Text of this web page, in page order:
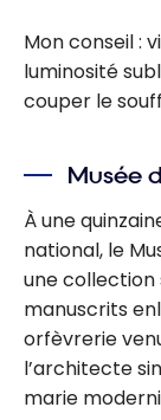
Mon conseil :
luminosité
couper le
Musée
À une
national, le
une
manuscrits
orfèvrerie
l’architecte
marie